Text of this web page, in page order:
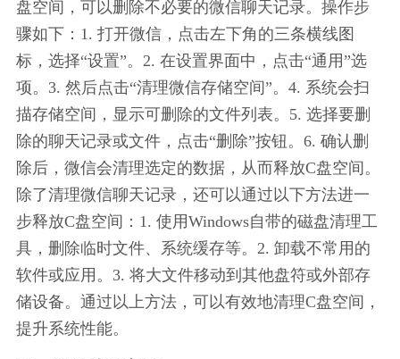
盘空间，可以删除不必要的微信聊天记录。操作步
骤如下：1. 打开微信，点击左下角的三条横线图
标，选择“设置”。2. 在设置界面中，点击“通用”选
项。3. 然后点击“清理微信存储空间”。4. 系统会扫
描存储空间，显示可删除的文件列表。5. 选择要删
除的聊天记录或文件，点击“删除”按钮。6. 确认删
除后，微信会清理选定的数据，从而释放C盘空间。
除了清理微信聊天记录，还可以通过以下方法进一
步释放C盘空间：1. 使用Windows自带的磁盘清理工
具，删除临时文件、系统缓存等。2. 卸载不常用的
软件或应用。3. 将大文件移动到其他盘符或外部存
储设备。通过以上方法，可以有效地清理C盘空间，
提升系统性能。